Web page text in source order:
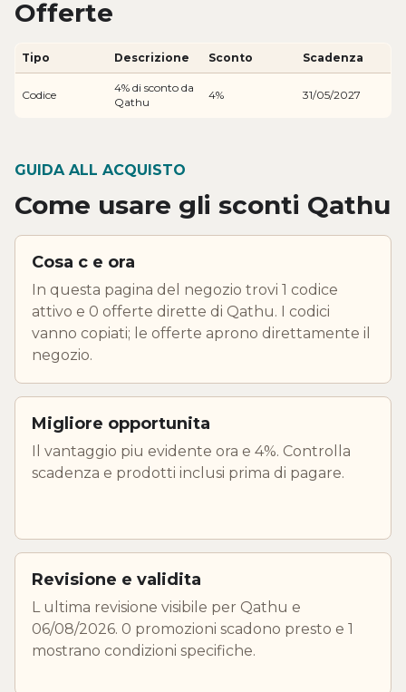
Offerte
Tipo Descrizione Sconto Scadenza
Codice
4% di sconto da
Qathu
4% 31/05/2027
GUIDA ALL ACQUISTO
Come usare gli sconti Qathu
Cosa c e ora
In questa pagina del negozio trovi 1 codice
attivo e 0 offerte dirette di Qathu. I codici
vanno copiati; le offerte aprono direttamente il
negozio.
Migliore opportunita
Il vantaggio piu evidente ora e 4%. Controlla
scadenza e prodotti inclusi prima di pagare.
Revisione e validita
L ultima revisione visibile per Qathu e
06/08/2026. 0 promozioni scadono presto e 1
mostrano condizioni specifiche.